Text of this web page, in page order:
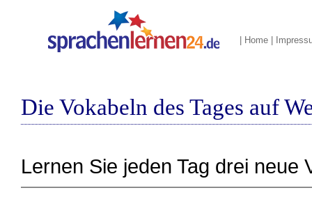
Home
Die Vokabeln des Tages auf
Lernen Sie jeden Tag drei neue